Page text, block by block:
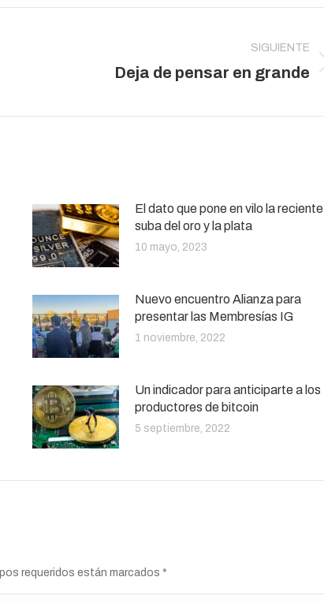
SIGUIENTE
Deja de pensar en grande
El dato que pone en vilo la reciente
suba del oro y la plata
10 mayo, 2023
Nuevo encuentro Alianza para
presentar las Membresías IG
1 noviembre, 2022
Un indicador para anticiparte a los
productores de bitcoin
5 septiembre, 2022
requeridos están marcados *